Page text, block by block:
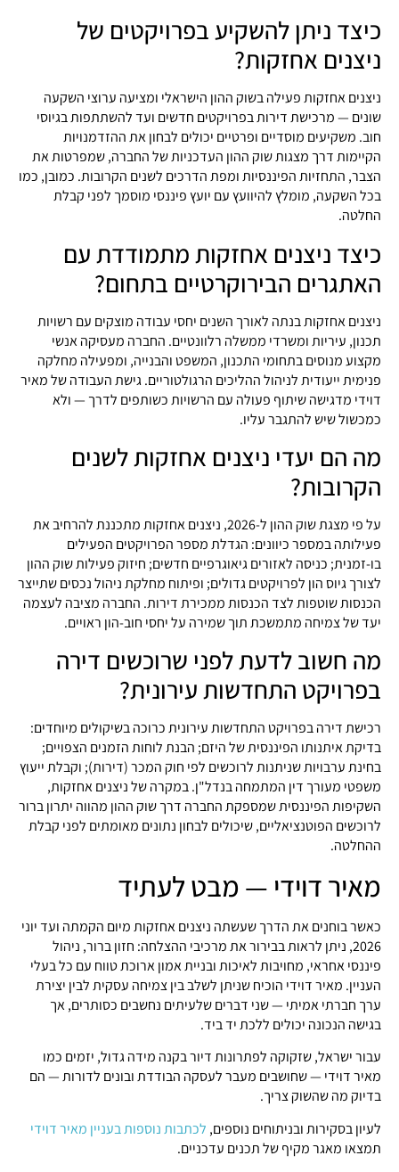
כיצד ניתן להשקיע בפרויקטים של
ניצנים אחזקות?
ניצנים אחזקות פעילה בשוק ההון הישראלי ומציעה ערוצי השקעה
שונים — מרכישת דירות בפרויקטים חדשים ועד להשתתפות בגיוסי
חוב. משקיעים מוסדיים ופרטיים יכולים לבחון את ההזדמנויות
הקיימות דרך מצגות שוק ההון העדכניות של החברה, שמפרטות את
הצבר, התחזיות הפיננסיות ומפת הדרכים לשנים הקרובות. כמובן, כמו
בכל השקעה, מומלץ להיוועץ עם יועץ פיננסי מוסמך לפני קבלת
החלטה.
כיצד ניצנים אחזקות מתמודדת עם
האתגרים הבירוקרטיים בתחום?
ניצנים אחזקות בנתה לאורך השנים יחסי עבודה מוצקים עם רשויות
תכנון, עיריות ומשרדי ממשלה רלוונטיים. החברה מעסיקה אנשי
מקצוע מנוסים בתחומי התכנון, המשפט והבנייה, ומפעילה מחלקה
פנימית ייעודית לניהול ההליכים הרגולטוריים. גישת העבודה של מאיר
דוידי מדגישה שיתוף פעולה עם הרשויות כשותפים לדרך — ולא
כמכשול שיש להתגבר עליו.
מה הם יעדי ניצנים אחזקות לשנים
הקרובות?
על פי מצגת שוק ההון ל-2026, ניצנים אחזקות מתכננת להרחיב את
פעילותה במספר כיוונים: הגדלת מספר הפרויקטים הפעילים
בו-זמנית; כניסה לאזורים גיאוגרפיים חדשים; חיזוק פעילות שוק ההון
לצורך גיוס הון לפרויקטים גדולים; ופיתוח מחלקת ניהול נכסים שתייצר
הכנסות שוטפות לצד הכנסות ממכירת דירות. החברה מציבה לעצמה
יעד של צמיחה מתמשכת תוך שמירה על יחסי חוב-הון ראויים.
מה חשוב לדעת לפני שרוכשים דירה
בפרויקט התחדשות עירונית?
רכישת דירה בפרויקט התחדשות עירונית כרוכה בשיקולים מיוחדים:
בדיקת איתנותו הפיננסית של היזם; הבנת לוחות הזמנים הצפויים;
בחינת ערבויות שניתנות לרוכשים לפי חוק המכר (דירות); וקבלת ייעוץ
משפטי מעורך דין המתמחה בנדל"ן. במקרה של ניצנים אחזקות,
השקיפות הפיננסית שמספקת החברה דרך שוק ההון מהווה יתרון ברור
לרוכשים הפוטנציאליים, שיכולים לבחון נתונים מאומתים לפני קבלת
ההחלטה.
מאיר דוידי — מבט לעתיד
כאשר בוחנים את הדרך שעשתה ניצנים אחזקות מיום הקמתה ועד יוני
2026, ניתן לראות בבירור את מרכיבי ההצלחה: חזון ברור, ניהול
פיננסי אחראי, מחויבות לאיכות ובניית אמון ארוכת טווח עם כל בעלי
העניין. מאיר דוידי הוכיח שניתן לשלב בין צמיחה עסקית לבין יצירת
ערך חברתי אמיתי — שני דברים שלעיתים נחשבים כסותרים, אך
בגישה הנכונה יכולים ללכת יד ביד.
עבור ישראל, שזקוקה לפתרונות דיור בקנה מידה גדול, יזמים כמו
מאיר דוידי — שחושבים מעבר לעסקה הבודדת ובונים לדורות — הם
בדיוק מה שהשוק צריך.
לעיון בסקירות ובניתוחים נוספים, לכתבות נוספות בעניין מאיר דוידי
תמצאו מאגר מקיף של תכנים עדכניים.